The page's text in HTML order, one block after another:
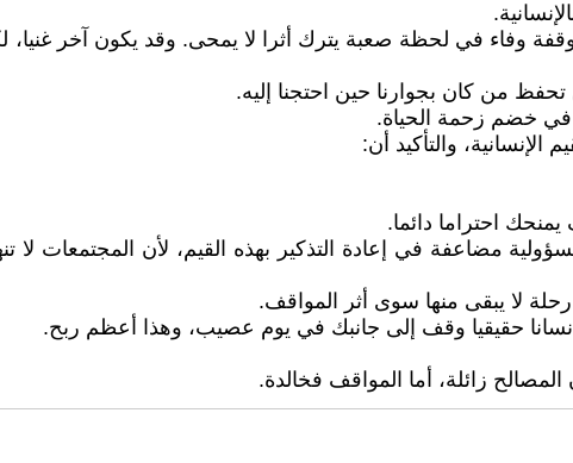
وفاء في لحظة صعبة يترك أثرا لا يمحى. وقد يكون آخر غنيا،
تحفظ من كان بجوارنا حين احتجنا إليه.
في خضم زحمة الحياة.
الإنسانية، والتأكيد أن:
احتراما دائما.
مضاعفة في إعادة التذكير بهذه القيم، لأن المجتمعات
لا يبقى منها سوى أثر المواقف.
حقيقيا وقف إلى جانبك في يوم عصيب، وهذا أعظم ربح.
المصالح زائلة، أما المواقف فخالدة.